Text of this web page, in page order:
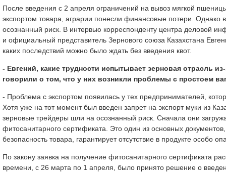
После введения с 2 апреля ограничений на вывоз мягкой
экспортом товара, аграрии понесли финансовые потери.
осознанный риск. В интервью корреспонденту центра деловой
и официальный представитель Зернового союза Казахстана
каких последствий можно было ждать без введения квот.
- Евгений, какие трудности испытывает зерновая отрасль
говорили о том, что у них возникли проблемы с простоем
- Проблема с экспортом появилась у тех предпринимателей,
Хотя уже на тот момент был введен запрет на экспорт муки из
зерновые трейдеры шли на осознанный риск. Сначала они
фитосанитарного сертификата. Это один из основных
безопасность товара, гарантирует отсутствие в продукте особо
По закону заявка на получение фитосанитарного сертификата
времени, с 26 марта по 1 апреля, было принято решение о